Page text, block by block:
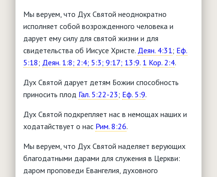
Мы веруем, что Дух Святой неоднократно
исполняет собой возрожденного человека и
дарует ему силу для святой жизни и для
свидетельства об Иисусе Христе. Деян. 4:31; Еф.
5:18; Деян. 1:8; 2:4; 5:3; 9:17; 13:9. 1 Кор. 2:4.
Дух Святой дарует детям Божии способность
приносить плод Гал. 5:22-23; Еф. 5:9.
Дух Святой подкрепляет нас в немощах наших и
ходатайствует о нас Рим. 8:26.
Мы веруем, что Дух Святой наделяет верующих
благодатными дарами для служения в Церкви:
даром проповеди Евангелия, духовного